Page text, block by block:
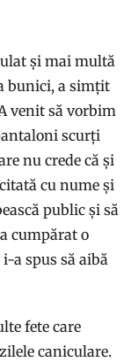
și mai multă
bunici, a simțit
venit să vorbim
scurți
nu crede că și
cu nume și
public și să
cumpărat o
a spus să aibă
fete care
caniculare.